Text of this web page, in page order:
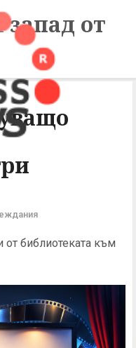
от
от библиотеката към